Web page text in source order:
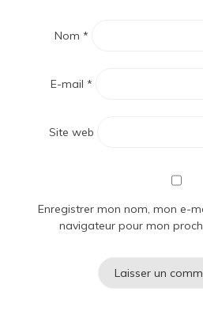
Nom *
E-mail *
Site web
Enregistrer mon nom, mon e-
navigateur pour mon